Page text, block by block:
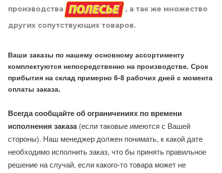
производства
, а так же множество
других сопутствующих товаров.
Ваши заказы по нашему основному ассортименту
комплектуются непосредственно на производстве. Срок
прибытия на склад примерно 6-8 рабочих дней с момента
оплаты заказа.
Всегда сообщайте об ограничениях по времени
исполнения заказа(если таковые имеются с Вашей
стороны). Наш менеджер должен понимать, к какой дате
необходимо исполнить заказ, что бы принять правильное
решение на случай, если какого-то товара может не